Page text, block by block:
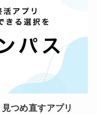
つめ直すアプリ